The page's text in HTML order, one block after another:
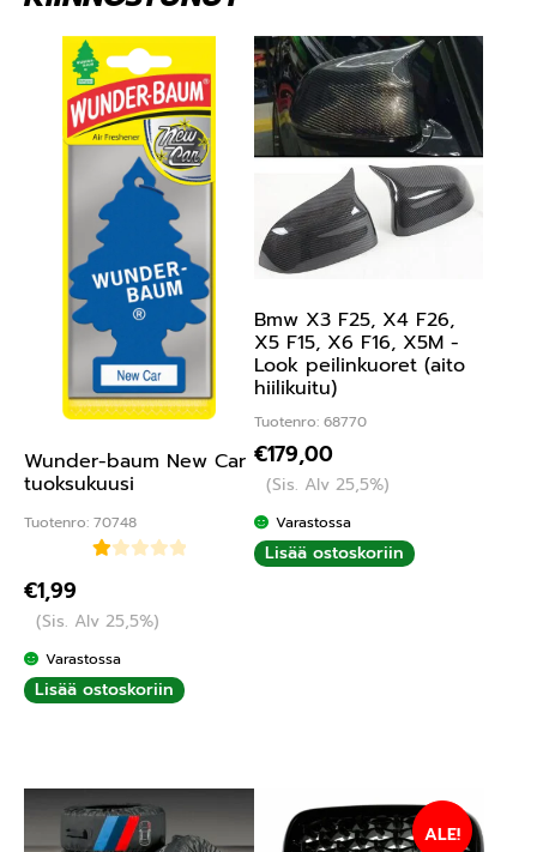
Wunder-baum New Car
tuoksukuusi
Tuotenro: 70748
ste
tu
ott
1.
00
€1,99
(Sis. Alv 25,5%)
Varastossa
Lisää ostoskoriin
Bmw X3 F25, X4 F26,
X5 F15, X6 F16, X5M -
Look peilinkuoret (aito
hiilikuitu)
Tuotenro: 68770
€179,00
(Sis. Alv 25,5%)
Varastossa
Lisää ostoskoriin
ALE!